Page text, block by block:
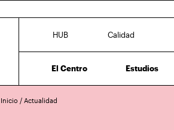
HUB Calidad
El Centro Estudios
Inicio / Actualidad